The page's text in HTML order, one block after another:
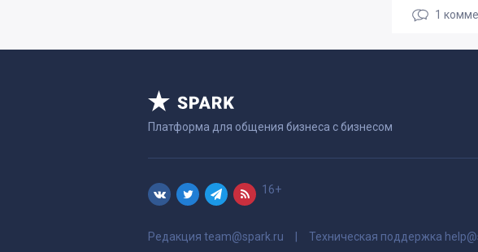
1
Платформа для общения бизнеса с бизнесом
16+
Редакция team@spark.ru Техническая поддержка